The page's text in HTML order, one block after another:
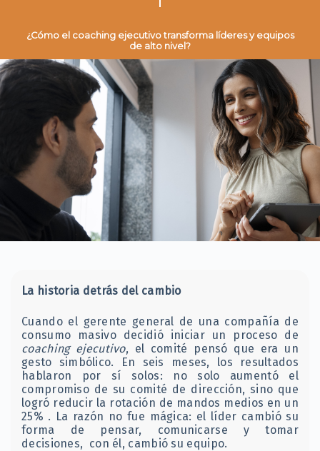
¿Cómo el coaching ejecutivo transforma líderes y equipos
de alto nivel?
La historia detrás del cambio
Cuando el gerente general de una compañía de
consumo masivo decidió iniciar un proceso de
coaching ejecutivo, el comité pensó que era un
gesto simbólico. En seis meses, los resultados
hablaron por sí solos: no solo aumentó el
compromiso de su comité de dirección, sino que
logró reducir la rotación de mandos medios en un
25% . La razón no fue mágica: el líder cambió su
forma de pensar, comunicarse y tomar
decisiones, con él, cambió su equipo.